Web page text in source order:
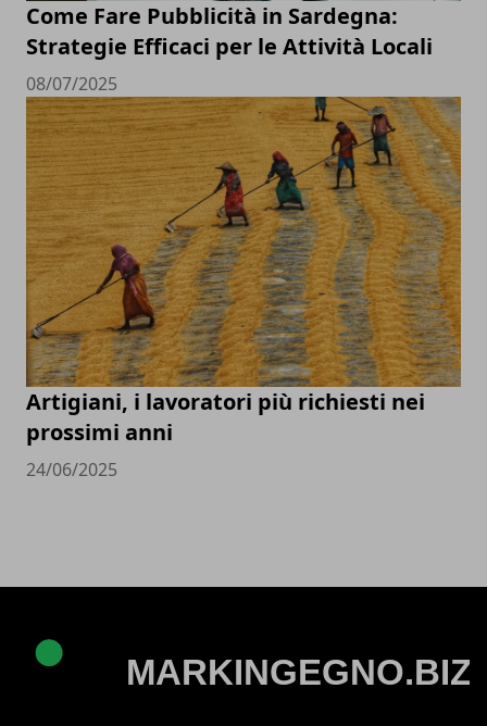
Come Fare Pubblicità in Sardegna:
Strategie Efficaci per le Attività Locali
08/07/2025
Artigiani, i lavoratori più richiesti nei
prossimi anni
24/06/2025